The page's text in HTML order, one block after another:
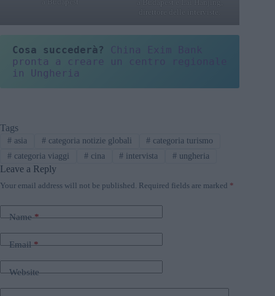
a Budapest e Lai Hanjing,
direttore delle interviste.
Cosa succederà?
China Exim Bank
pronta a creare un centro regionale
in Ungheria
Tags
#asia #categoria notizie globali # categoria turismo
#categoria viaggi #cina # intervista # ungheria
Leave a Reply
Your email address will not be published. Required fields are marked *
Name*
Email*
Website